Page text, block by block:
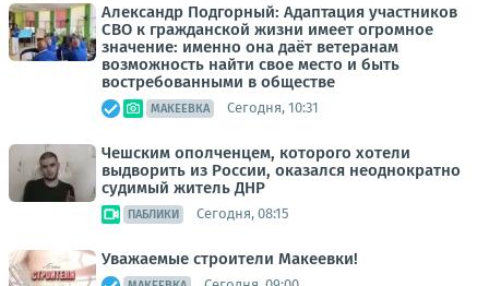
Александр Подгорный: Адаптация участников
СВО к гражданской жизни имеет огромное
значение: именно она даёт ветеранам
возможность найти свое место и быть
востребованными в обществе
МАКЕЕВКА Сегодня, 10:31
Чешским ополченцем, которого хотели
выдворить из России, оказался неоднократно
судимый житель ДНР
ПАБЛИКИ Сегодня, 08:15
Уважаемые строители Макеевки!